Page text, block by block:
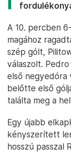
A 10. percben
magához
szép gólt,
válaszolt.
első negyedóra
belőtte első
találta meg a
Egy újabb
kényszerített
hosszú passzal